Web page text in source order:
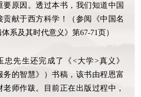
要原因。透过本书，我们知道中国
贡献于西方科学！（参阅《中国名
系及其时代意义》第67-71页）
忠先生还完成了《<大学>真义》
务的智慧》）书稿，该书由程恩富
师作跋。目前正在出版过程中，